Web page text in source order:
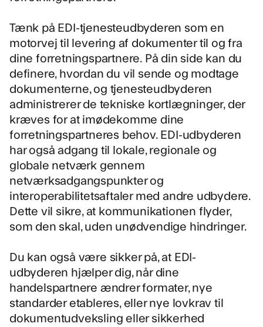
Tænk på EDI-tjenesteudbyderen som en
motorvej til levering af dokumenter til og fra
dine forretningspartnere. På din side kan du
definere, hvordan du vil sende og modtage
dokumenterne, og tjenesteudbyderen
administrerer de tekniske kortlægninger, der
kræves for at imødekomme dine
forretningspartneres behov. EDI-udbyderen
har også adgang til lokale, regionale og
globale netværk gennem
netværksadgangspunkter og
interoperabilitetsaftaler med andre udbydere.
Dette vil sikre, at kommunikationen flyder,
som den skal, uden unødvendige hindringer.
Du kan også være sikker på, at EDI-
udbyderen hjælper dig, når dine
handelspartnere ændrer formater, nye
standarder etableres, eller nye lovkrav til
dokumentudveksling eller sikkerhed